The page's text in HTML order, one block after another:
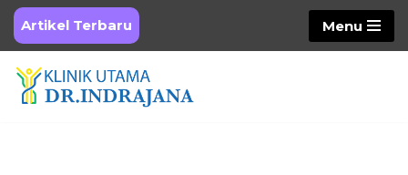
Skip
to
content
Artikel Terbaru Menu